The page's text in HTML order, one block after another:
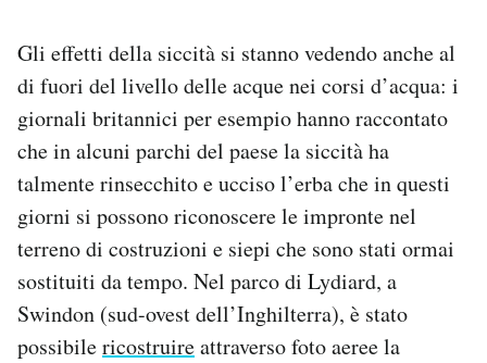
Gli effetti della siccità si stanno vedendo anche al
di fuori del livello delle acque nei corsi d’acqua: i
giornali britannici per esempio hanno raccontato
che in alcuni parchi del paese la siccità ha
talmente rinsecchito e ucciso l’erba che in questi
giorni si possono riconoscere le impronte nel
terreno di costruzioni e siepi che sono stati ormai
sostituiti da tempo. Nel parco di Lydiard, a
Swindon (sud-ovest dell’Inghilterra), è stato
possibilericostruireattraverso foto aeree la